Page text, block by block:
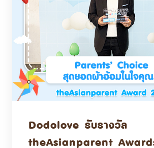
Dodolove รับรางวัล
theAsianparent